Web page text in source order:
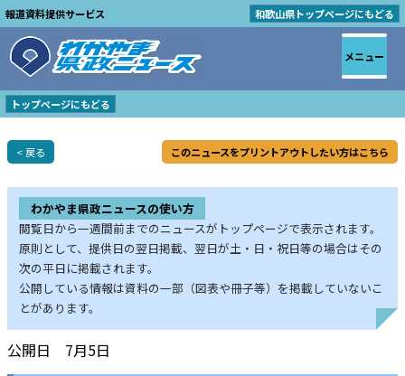
報道資料提供サービス 和歌山県トップページにもどる
トップページにもどる
< 戻る このニュースをプリントアウトしたい方はこちら
わかやま県政ニュースの使い方
閲覧日から一週間前までのニュースがトップページで表示されます。
原則として、提供日の翌日掲載、翌日が土・日・祝日等の場合はその
次の平日に掲載されます。
公開している情報は資料の一部（図表や冊子等）を掲載していないこ
とがあります。
公開日 7月5日
メニュー